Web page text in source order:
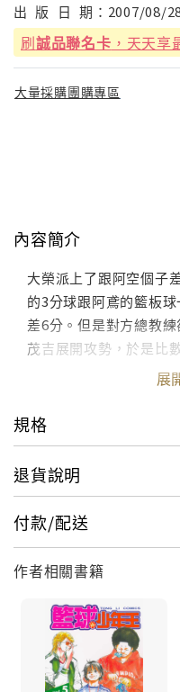
出 版 日 期： 2007/08/
刷誠品聯名卡 ，天天
大量採購團購專區
內容簡介
大榮派上了跟阿空個子
的3分球跟阿鳶的籃板
差6分。但是對方總教
茂吉展開攻勢，於是比
展
規格
退貨說明
付款/配送
作者相關書籍